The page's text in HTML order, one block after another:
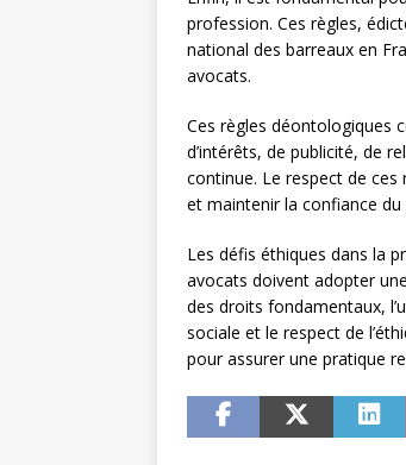
profession. Ces règles,
national des barreaux en
avocats.
Ces règles déontologiques
d’intérêts, de publicité, de
continue. Le respect de
et maintenir la confiance
Les défis éthiques dans la
avocats doivent adopter
des droits fondamentaux,
sociale et le respect de
pour assurer une pratique